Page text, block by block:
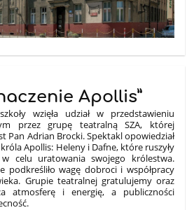
Apollis”
wzięła udział w przedstawieniu
przez grupę teatralną SZA, której
Pan Adrian Brocki. Spektakl opowiedział
Apollis: Heleny i Dafne, które ruszyły
celu uratowania swojego królestwa.
podkreśliło wagę dobroci i współpracy
Grupie teatralnej gratulujemy oraz
atmosferę i energię, a publiczności